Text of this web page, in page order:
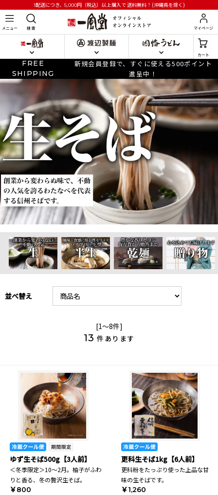
1配送につき、5,000円 （税込）以上購入で送料無料！(沖縄県を除く)
メニュー 検 索 マイページ
カート
FREE
SHIPPING
新規会員登録で、すぐに使える500ポイント
進呈中！
並べ替え
[1～8件]
13 件あります
ゆず生そば500g【3人前】
＜冬季限定＞10～2月。柚子がふわ
りと香る、冬の贅沢生そば。
￥800
更科生そば1kg【6人前】
更科粉をたっぷり使った上品な甘
味の生そばです。
￥1,260